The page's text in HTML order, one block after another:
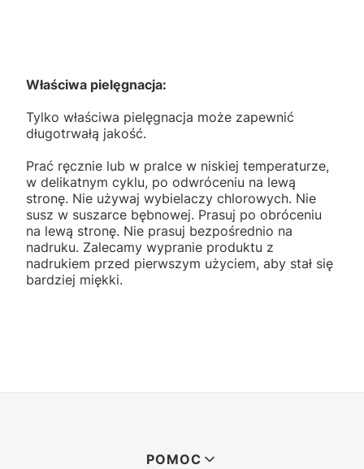
Właściwa pielęgnacja:
Tylko właściwa pielęgnacja może zapewnić
długotrwałą jakość.
Prać ręcznie lub w pralce w niskiej temperaturze,
w delikatnym cyklu, po odwróceniu na lewą
stronę. Nie używaj wybielaczy chlorowych. Nie
susz w suszarce bębnowej. Prasuj po obróceniu
na lewą stronę. Nie prasuj bezpośrednio na
nadruku. Zalecamy wypranie produktu z
nadrukiem przed pierwszym użyciem, aby stał się
bardziej miękki.
POMOC